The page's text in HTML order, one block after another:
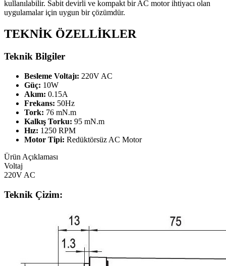
kullanılabilir. Sabit devirli ve kompakt bir AC motor ihtiyacı olan
uygulamalar için uygun bir çözümdür.
TEKNİK ÖZELLİKLER
Teknik Bilgiler
Besleme Voltajı: 220V AC
Güç: 10W
Akım: 0.15A
Frekans: 50Hz
Tork: 76 mN.m
Kalkış Torku: 95 mN.m
Hız: 1250 RPM
Motor Tipi: Redüktörsüz AC Motor
Ürün Açıklaması
Voltaj
220V AC
Teknik Çizim: